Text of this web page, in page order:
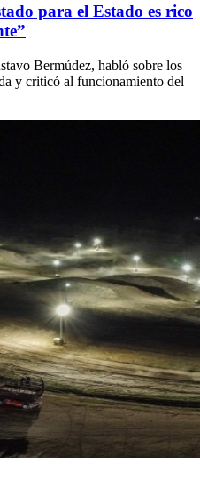
para el Estado es rico
Bermúdez, habló sobre los
y criticó al funcionamiento del